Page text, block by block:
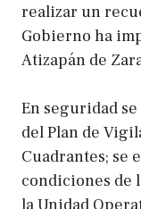
realizar un
Gobierno ha
Atizapán de
En seguridad
del Plan de
Cuadrantes; se
condiciones de